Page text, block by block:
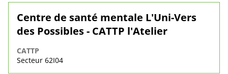
Centre de santé mentale L'Uni-Vers
des Possibles - CATTP l'Atelier
CATTP
Secteur 62I04